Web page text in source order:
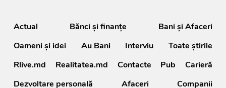
Actual Bănci şi finanţe
Bani și Afaceri
Oameni şi idei
Au Bani Interviu
Toate știrile
Rlive.md
Realitatea.md Contacte Pub
Carieră
Dezvoltare personală
Afaceri Companii